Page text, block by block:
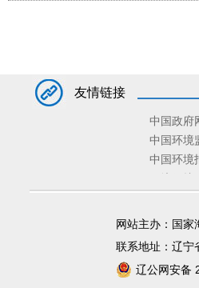
友情链接
中国政府
中国环境
中国环境
固体废物
网站主办：国家
联系地址：辽宁
辽公网安备